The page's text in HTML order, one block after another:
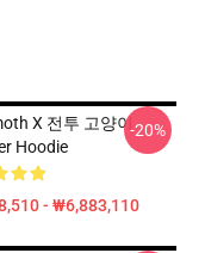
X 전투 고양이
Hoodie
- ₩6,883,110
-20%